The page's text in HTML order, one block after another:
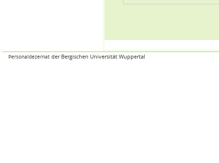
Personaldezernat der Bergischen Universität Wuppertal